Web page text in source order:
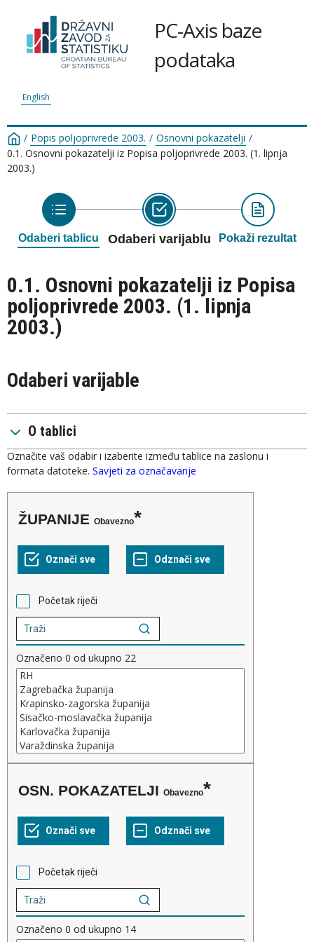
PC-Axis baze
podataka
English
/ Popis poljoprivrede 2003. / Osnovni pokazatelji /
0.1. Osnovni pokazatelji iz Popisa poljoprivrede 2003. (1. lipnja
2003.)
Odaberi tablicu Odaberi varijablu Pokaži rezultat
0.1. Osnovni pokazatelji iz Popisa
poljoprivrede 2003. (1. lipnja
2003.)
Odaberi varijable
O tablici
Označite vaš odabir i izaberite između tablice na zaslonu i
formata datoteke. Savjeti za označavanje
ŽUPANIJE Obavezno
Početak riječi
Označeno 0 od ukupno 22
OSN. POKAZATELJI Obavezno
Početak riječi
Označeno 0 od ukupno 14